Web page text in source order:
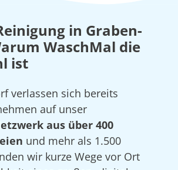
in Graben-
WaschMal die
ist
verlassen sich bereits
auf unser
aus über 400
und mehr als 1.500
wir kurze Wege vor Ort